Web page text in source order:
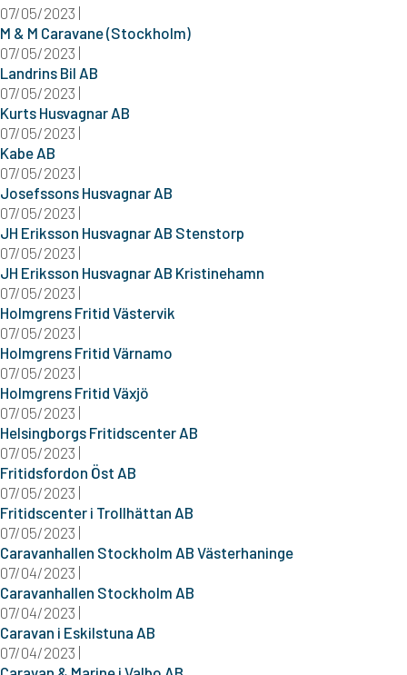
07/05/2023 |
M & M Caravane (Stockholm)
07/05/2023 |
Landrins Bil AB
07/05/2023 |
Kurts Husvagnar AB
07/05/2023 |
Kabe AB
07/05/2023 |
Josefssons Husvagnar AB
07/05/2023 |
JH Eriksson Husvagnar AB Stenstorp
07/05/2023 |
JH Eriksson Husvagnar AB Kristinehamn
07/05/2023 |
Holmgrens Fritid Västervik
07/05/2023 |
Holmgrens Fritid Värnamo
07/05/2023 |
Holmgrens Fritid Växjö
07/05/2023 |
Helsingborgs Fritidscenter AB
07/05/2023 |
Fritidsfordon Öst AB
07/05/2023 |
Fritidscenter i Trollhättan AB
07/05/2023 |
Caravanhallen Stockholm AB Västerhaninge
07/04/2023 |
Caravanhallen Stockholm AB
07/04/2023 |
Caravan i Eskilstuna AB
07/04/2023 |